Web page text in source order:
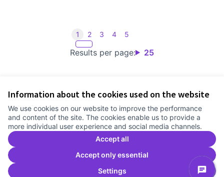
Information about the cookies used on the website
We use cookies on our website to improve the performance
and content of the site. The cookies enable us to provide a
more individual user experience and social media channels.
Accept all
Accept only essential
Settings
Results per page: 25
1 2 3 4 5
Cookie settings
Comunitat Canòdrom at Facebook
(External link)
Comunitat Canòdrom at Instagram
(External link)
Comunitat Canòdrom at YouTube
(External link)
English
Triar la llenguaElegir el idiomaChoose language
(External link)